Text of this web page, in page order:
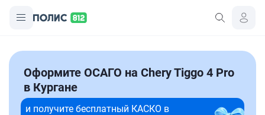
Оформите ОСАГО на Chery Tiggo 4 Pro
в Кургане
и получите бесплатный КАСКО в